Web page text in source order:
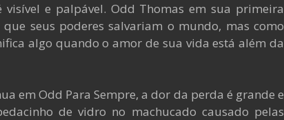
e palpável. Odd Thomas em sua primeira
seus poderes salvariam o mundo, mas como
algo quando o amor de sua vida está além da
em Odd Para Sempre, a dor da perda é grande e
de vidro no machucado causado pelas